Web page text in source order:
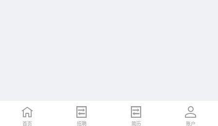
首页 招聘 简历 账户